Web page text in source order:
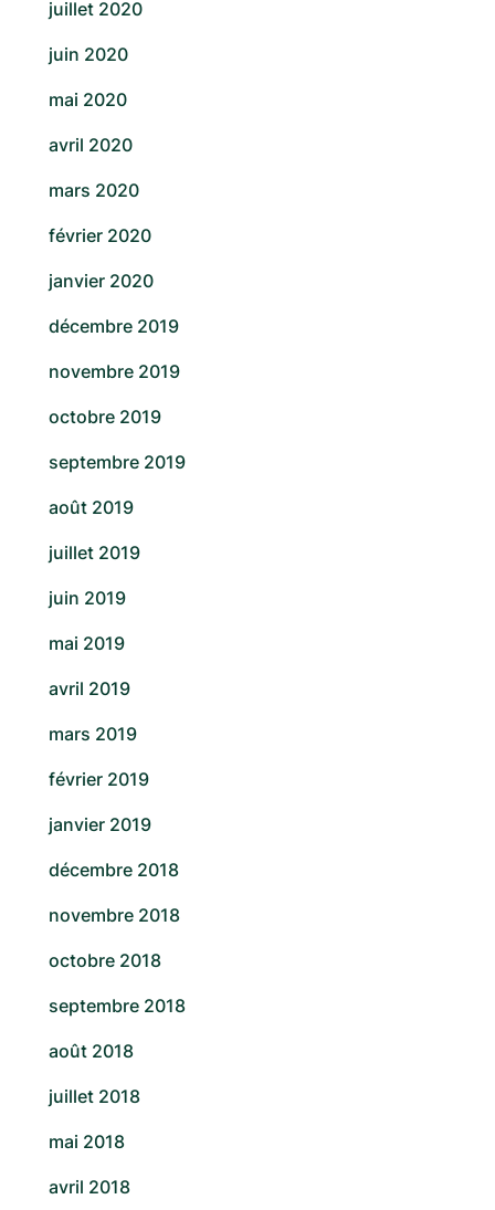
juillet 2020
juin 2020
mai 2020
avril 2020
mars 2020
février 2020
janvier 2020
décembre 2019
novembre 2019
octobre 2019
septembre 2019
août 2019
juillet 2019
juin 2019
mai 2019
avril 2019
mars 2019
février 2019
janvier 2019
décembre 2018
novembre 2018
octobre 2018
septembre 2018
août 2018
juillet 2018
mai 2018
avril 2018